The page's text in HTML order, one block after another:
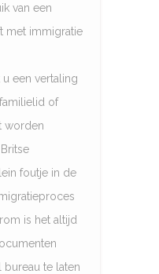
van een
met immigratie
een vertaling
of
worden
foutje in de
is het altijd
te laten